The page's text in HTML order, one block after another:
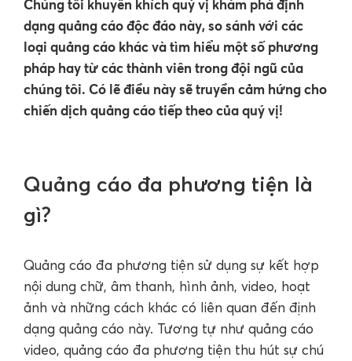
Chúng tôi khuyến khích quý vị khám phá định
dạng quảng cáo độc đáo này, so sánh với các
loại quảng cáo khác và tìm hiểu một số phương
pháp hay từ các thành viên trong đội ngũ của
chúng tôi. Có lẽ điều này sẽ truyền cảm hứng cho
chiến dịch quảng cáo tiếp theo của quý vị!
Quảng cáo đa phương tiện là
gì?
Quảng cáo đa phương tiện sử dụng sự kết hợp
nội dung chữ, âm thanh, hình ảnh, video, hoạt
ảnh và những cách khác có liên quan đến định
dạng quảng cáo này. Tương tự như quảng cáo
video, quảng cáo đa phương tiện thu hút sự chú